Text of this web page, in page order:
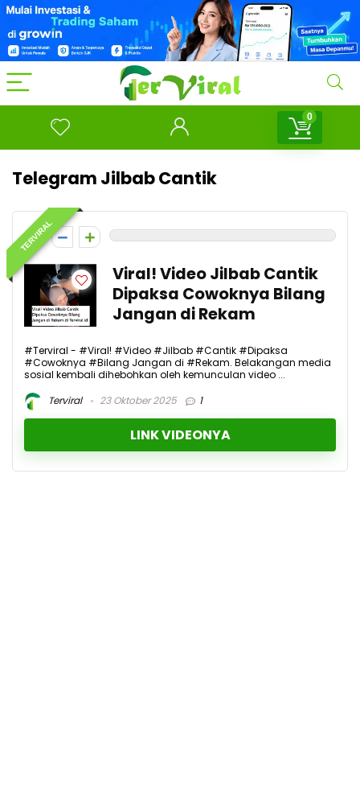
0
Telegram Jilbab Cantik
TERVIRAL
0
Viral! Video Jilbab Cantik
Dipaksa Cowoknya Bilang
Jangan di Rekam
#Terviral - #Viral! #Video #Jilbab #Cantik #Dipaksa
#Cowoknya #Bilang Jangan di #Rekam. Belakangan media
sosial kembali dihebohkan oleh kemunculan video ...
Terviral
23 Oktober 2025 1
LINK VIDEONYA